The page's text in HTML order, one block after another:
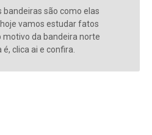
são como elas
vamos estudar fatos
motivo da bandeira norte
clica ai e confira.